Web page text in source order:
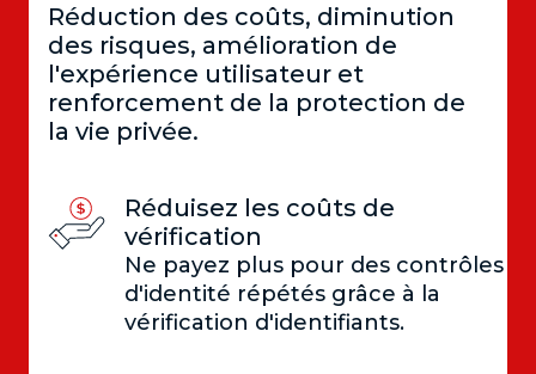
Réduction des coûts, diminution
des risques, amélioration de
l'expérience utilisateur et
renforcement de la protection de
la vie privée.
Réduisez les coûts de
vérification
Ne payez plus pour des contrôles
d'identité répétés grâce à la
vérification d'identifiants.